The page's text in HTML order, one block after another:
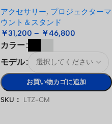
アクセサリー, プロジェクターマ
ウント＆スタンド
￥31,200 – ￥46,800
カラー
モデル
お買い物カゴに追加
SKU： LTZ-CM